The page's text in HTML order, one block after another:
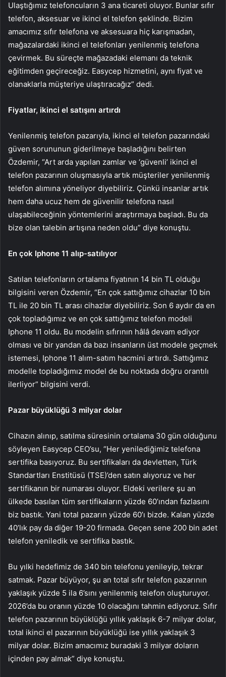
Ulaştığımız telefoncuların 3 ana ticareti oluyor. Bunlar sıfır
telefon, aksesuar ve ikinci el telefon şeklinde. Bizim
amacımız sıfır telefona ve aksesuara hiç karışmadan,
mağazalardaki ikinci el telefonları yenilenmiş telefona
çevirmek. Bu süreçte mağazadaki elemanı da teknik
eğitimden geçireceğiz. Easycep hizmetini, aynı fiyat ve
olanaklarla müşteriye ulaştıracağız” dedi.
Fiyatlar, ikinci el satışını artırdı
Yenilenmiş telefon pazarıyla, ikinci el telefon pazarındaki
güven sorununun giderilmeye başladığını belirten
Özdemir, “Art arda yapılan zamlar ve ‘güvenli’ ikinci el
telefon pazarının oluşmasıyla artık müşteriler yenilenmiş
telefon alımına yöneliyor diyebiliriz. Çünkü insanlar artık
hem daha ucuz hem de güvenilir telefona nasıl
ulaşabileceğinin yöntemlerini araştırmaya başladı. Bu da
bize olan talebin artışına neden oldu” diye konuştu.
En çok Iphone 11 alıp-satılıyor
Satılan telefonların ortalama fiyatının 14 bin TL olduğu
bilgisini veren Özdemir, “En çok sattığımız cihazlar 10 bin
TL ile 20 bin TL arası cihazlar diyebiliriz. Son 6 aydır da en
çok topladığımız ve en çok sattığımız telefon modeli
Iphone 11 oldu. Bu modelin sıfırının hâlâ devam ediyor
olması ve bir yandan da bazı insanların üst modele geçmek
istemesi, Iphone 11 alım-satım hacmini artırdı. Sattığımız
modelle topladığımız model de bu noktada doğru orantılı
ilerliyor” bilgisini verdi.
Pazar büyüklüğü 3 milyar dolar
Cihazın alınıp, satılma süresinin ortalama 30 gün olduğunu
söyleyen Easycep CEO’su, “Her yenilediğimiz telefona
sertifika basıyoruz. Bu sertifikaları da devletten, Türk
Standartları Enstitüsü (TSE)’den satın alıyoruz ve her
sertifikanın bir numarası oluyor. Eldeki verilere şu an
ülkede basılan tüm sertifikaların yüzde 60’ından fazlasını
biz bastık. Yani total pazarın yüzde 60’ı bizde. Kalan yüzde
40’lık pay da diğer 19-20 firmada. Geçen sene 200 bin adet
telefon yeniledik ve sertifika bastık.
Bu yılki hedefimiz de 340 bin telefonu yenileyip, tekrar
satmak. Pazar büyüyor, şu an total sıfır telefon pazarının
yaklaşık yüzde 5 ila 6’sını yenilenmiş telefon oluşturuyor.
2026’da bu oranın yüzde 10 olacağını tahmin ediyoruz. Sıfır
telefon pazarının büyüklüğü yıllık yaklaşık 6-7 milyar dolar,
total ikinci el pazarının büyüklüğü ise yıllık yaklaşık 3
milyar dolar. Bizim amacımız buradaki 3 milyar doların
içinden pay almak” diye konuştu.